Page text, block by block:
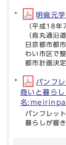
明倫元
（平成18年
（烏丸通沿
日京都市都
わい市区で
都市計画決
パンフ
商いと暮ら
名
パンフレッ
暮らしが響